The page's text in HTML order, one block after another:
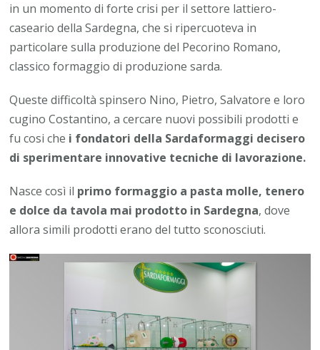
in un momento di forte crisi per il settore lattiero-
caseario della Sardegna, che si ripercuoteva in
particolare sulla produzione del Pecorino Romano,
classico formaggio di produzione sarda.
Queste difficoltà spinsero Nino, Pietro, Salvatore e loro
cugino Costantino, a cercare nuovi possibili prodotti e
fu cosi che i fondatori della Sardaformaggi decisero
di sperimentare innovative tecniche di lavorazione.
Nasce così il primo formaggio a pasta molle, tenero
e dolce da tavola mai prodotto in Sardegna, dove
allora simili prodotti erano del tutto sconosciuti.